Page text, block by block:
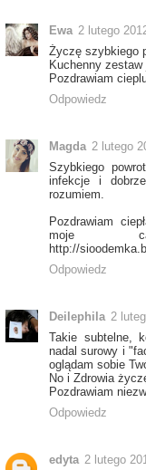
Ewa 2 lutego
Życzę szybkiego
Kuchenny zestaw
Pozdrawiam
Odpowiedz
Magda 2 lutego
Szybkiego
infekcje i
rozumiem.
Pozdrawiam
moje
http://
Odpowiedz
Deilephila 2
Takie subtelne,
nadal surowy i
oglądam sobie
No i Zdrowia
Pozdrawiam
Odpowiedz
edyta 2 lutego